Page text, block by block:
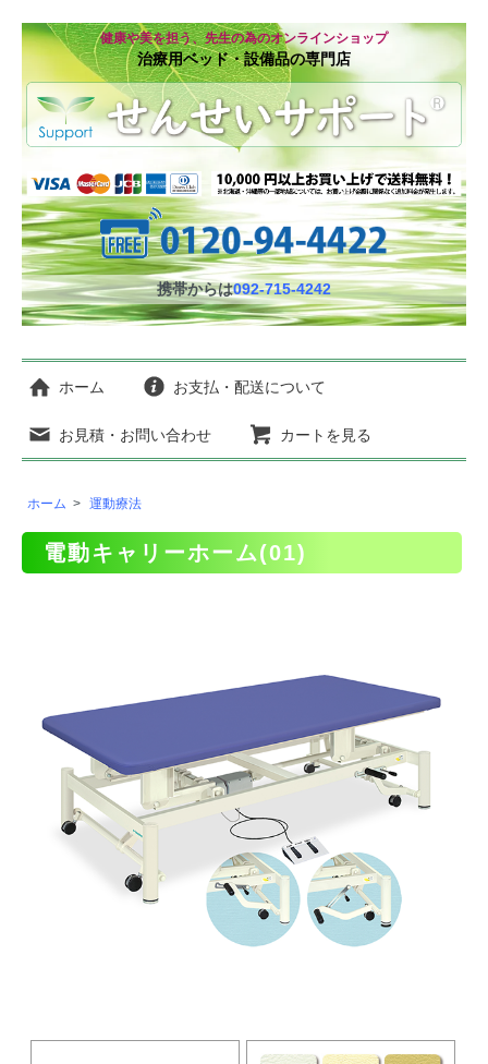
健康や美を担う、先生の為のオンラインショップ
治療用ベッド・設備品の専門店
携帯からは092-715-4242
ホーム お支払・配送について
お見積・お問い合わせ カートを見る
ホーム > 運動療法
電動キャリーホーム(01)